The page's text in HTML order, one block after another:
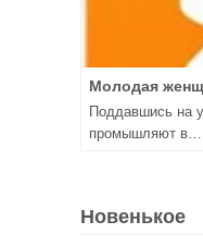
Молодая
Поддавшись на
промышляют в…
Новенькое